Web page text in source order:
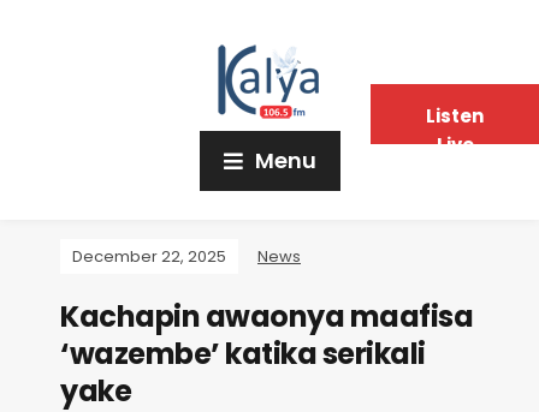
Menu
December 22, 2025 News
Kachapin awaonya maafisa
‘wazembe’ katika serikali
yake
Listen
Live